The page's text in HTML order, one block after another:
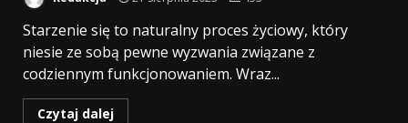
Starzenie się to naturalny proces życiowy, który
niesie ze sobą pewne wyzwania związane z
codziennym funkcjonowaniem. Wraz...
Czytaj dalej